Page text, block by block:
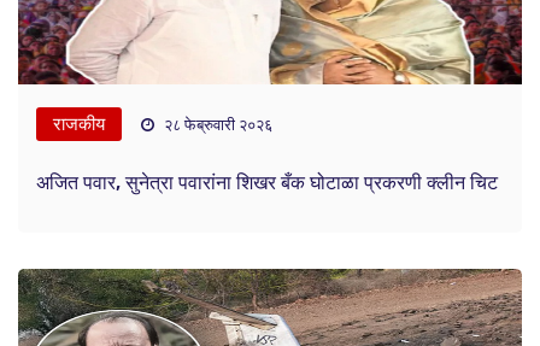
राजकीय २८ फेब्रुवारी २०२६
अजित पवार, सुनेत्रा पवारांना शिखर बँक घोटाळा प्रकरणी क्लीन चिट